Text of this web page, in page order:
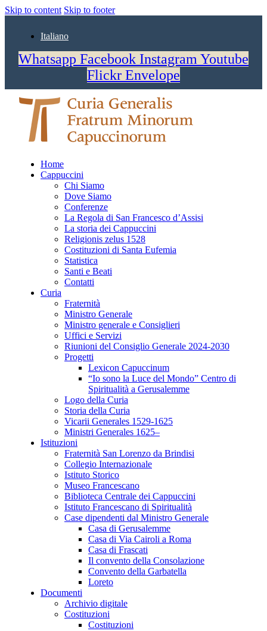
Skip to content Skip to footer
Italiano
Whatsapp Facebook Instagram Youtube
Flickr Envelope
Home
Cappuccini
Chi Siamo
Dove Siamo
Conferenze
La Regola di San Francesco d’Assisi
La storia dei Cappuccini
Religionis zelus 1528
Costituzioni di Santa Eufemia
Statistica
Santi e Beati
Contatti
Curia
Fraternità
Ministro Generale
Ministro generale e Consiglieri
Uffici e Servizi
Riunioni del Consiglio Generale 2024-2030
Progetti
Lexicon Capuccinum
“Io sono la Luce del Mondo” Centro di
Spiritualità a Gerusalemme
Logo della Curia
Storia della Curia
Vicarii Generales 1529-1625
Ministri Generales 1625–
Istituzioni
Fraternità San Lorenzo da Brindisi
Collegio Internazionale
Istituto Storico
Museo Francescano
Biblioteca Centrale dei Cappuccini
Istituto Francescano di Spiritualità
Case dipendenti dal Ministro Generale
Casa di Gerusalemme
Casa di Via Cairoli a Roma
Casa di Frascati
Il convento della Consolazione
Convento della Garbatella
Loreto
Documenti
Archivio digitale
Costituzioni
Costituzioni